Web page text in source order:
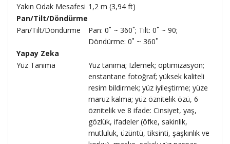
Yakın Odak Mesafesi 1,2 m (3,94 ft)
Pan/Tilt/Döndürme
Pan/Tilt/Döndürme
Pan: 0˚ ~ 360˚; Tilt: 0˚ ~ 90;
Döndürme: 0˚ ~ 360˚
Yapay Zeka
Yüz Tanıma
Yüz tanıma; Izlemek; optimizasyon;
enstantane fotoğraf; yüksek kaliteli
resim bildirmek; yüz iyileştirme; yüze
maruz kalma; yüz öznitelik özü, 6
öznitelik ve 8 ifade: Cinsiyet, yaş,
gözlük, ifadeler (öfke, sakinlik,
mutluluk, üzüntü, tiksinti, şaşkınlık ve